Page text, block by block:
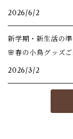
2026/6/2
新学期・新生活の
🌸春の小鳥グッズご
2026/3/2